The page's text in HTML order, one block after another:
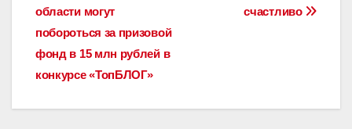
по
записям
счастливо
области могут
побороться за призовой
фонд в 15 млн рублей в
конкурсе «ТопБЛОГ»